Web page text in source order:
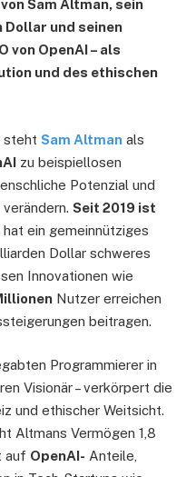
Sam Altman, sein
Dollar und seinen
von OpenAI – als
und des ethischen
steht Sam Altman als
zu beispiellosen
Potenzial und
Seit 2019 ist
hat ein gemeinnütziges
Dollar schweres
Innovationen wie
Nutzer erreichen
beitragen.
Programmierer in
Visionär – verkörpert die
und ethischer Weitsicht.
Altmans Vermögen 1,8
auf OpenAI- Anteile,